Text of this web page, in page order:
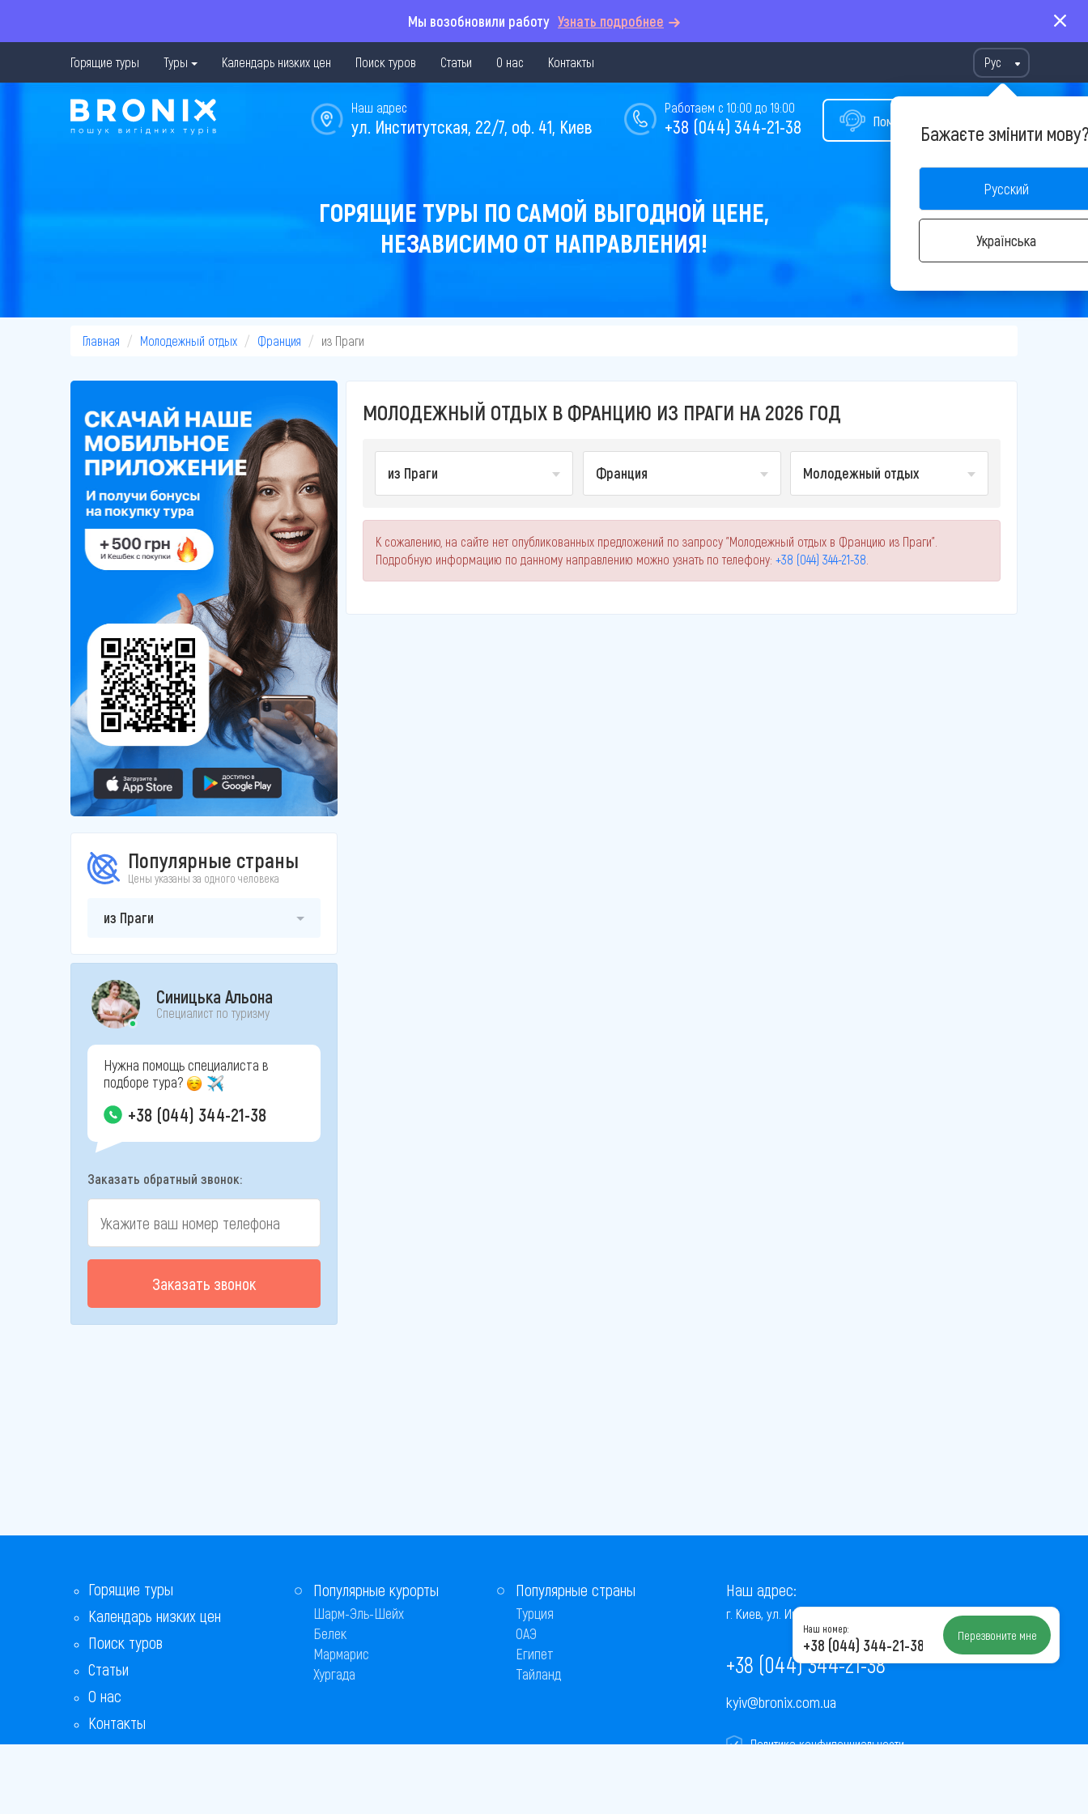
Мы возобновили работу Узнать подробнее
Горящие туры Туры Календарь низких цен Поиск туров Статьи О нас Контакты Рус
Бажаєте змінити
Русский
Українська
Помощь в подборе тура
Работаем с 10:00 до 19:00
+38 (044) 344-21-38
Наш адрес
ул. Институтская, 22/7, оф. 41, Киев
ГОРЯЩИЕ ТУРЫ ПО САМОЙ ВЫГОДНОЙ ЦЕНЕ,
НЕЗАВИСИМО ОТ НАПРАВЛЕНИЯ!
Главная Молодежный отдых Франция из Праги
Популярные страны
Цены указаны за одного человека
из Праги
Синицька Альона
Специалист по туризму
Нужна помощь специалиста в
подборе тура?
+38 (044) 344-21-38
Заказать обратный звонок:
Заказать звонок
МОЛОДЕЖНЫЙ ОТДЫХ В ФРАНЦИЮ ИЗ ПРАГИ НА 2026 ГОД
из Праги Франция Молодежный отдых
К сожалению, на сайте нет опубликованных предложений по запросу "Молодежный отдых в Францию из Праги".
Подробную информацию по данному направлению можно узнать по телефону: +38 (044) 344-21-38
Горящие туры
Календарь низких цен
Поиск туров
Статьи
О нас
Контакты
Бонусная программа
Популярные курорты
Шарм-Эль-Шейх
Белек
Мармарис
Хургада
Популярные страны
Турция
ОАЭ
Египет
Тайланд
Наш адрес:
г. Киев, ул. Институтская, 22/7, оф. 41
+38 (044) 344-21-38
kyiv@bronix.com.ua
Политика конфиденциальности
Наш номер:
+38 (044) 344-21-38 Перезвоните мне